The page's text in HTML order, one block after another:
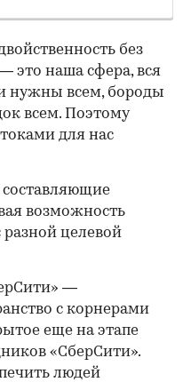
без
это наша сфера, вся
нужны всем, бороды
всем. Поэтому
для нас
возможность
разной целевой
—
с корнерами
еще на этапе
«СберСити».
людей